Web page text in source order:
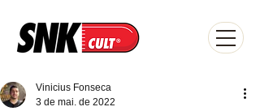
Vinicius Fonseca
3 de mai. de 2022